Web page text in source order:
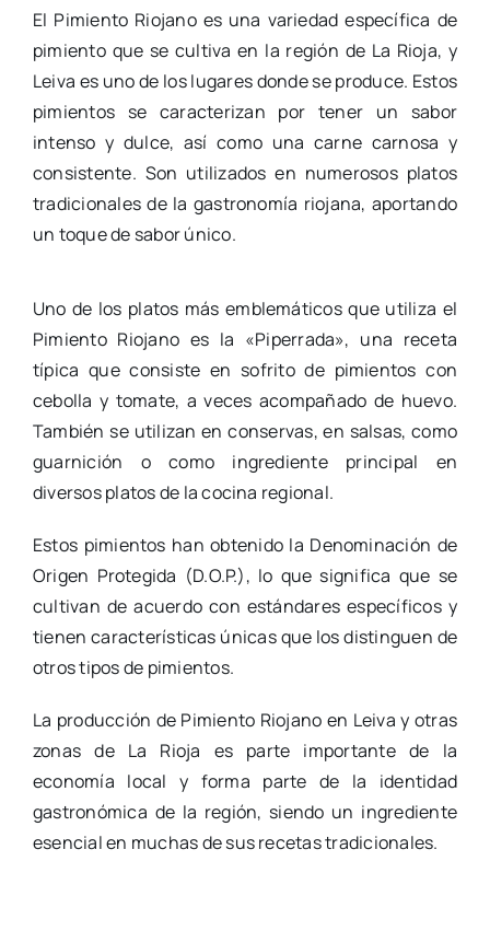
El Pimiento Riojano es una variedad específica de
pimiento que se cultiva en la región de La Rioja, y
Leiva es uno de los lugares donde se produce. Estos
pimientos se caracterizan por tener un sabor
intenso y dulce, así como una carne carnosa y
consistente. Son utilizados en numerosos platos
tradicionales de la gastronomía riojana, aportando
un toque de sabor único.
Uno de los platos más emblemáticos que utiliza el
Pimiento Riojano es la «Piperrada», una receta
típica que consiste en sofrito de pimientos con
cebolla y tomate, a veces acompañado de huevo.
También se utilizan en conservas, en salsas, como
guarnición o como ingrediente principal en
diversos platos de la cocina regional.
Estos pimientos han obtenido la Denominación de
Origen Protegida (D.O.P.), lo que significa que se
cultivan de acuerdo con estándares específicos y
tienen características únicas que los distinguen de
otros tipos de pimientos.
La producción de Pimiento Riojano en Leiva y otras
zonas de La Rioja es parte importante de la
economía local y forma parte de la identidad
gastronómica de la región, siendo un ingrediente
esencial en muchas de sus recetas tradicionales.